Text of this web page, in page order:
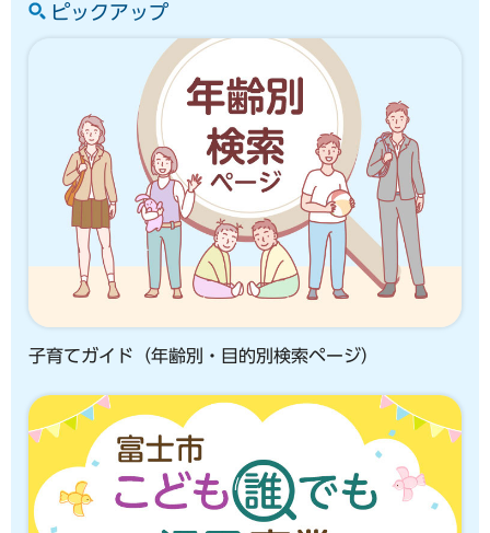
ピックアップ
子育てガイド（年齢別・目的別検索ページ）